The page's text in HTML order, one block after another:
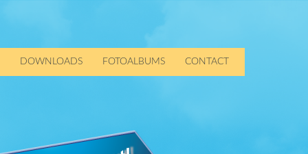
DOWNLOADS FOTOALBUMS CONTACT